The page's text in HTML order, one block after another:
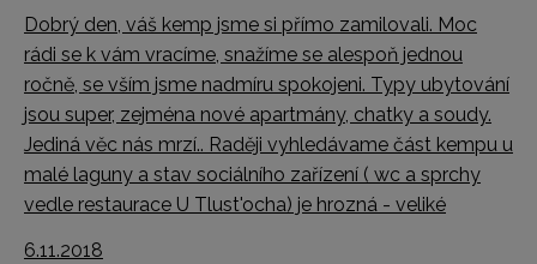
Dobrý den, váš kemp jsme si přímo zamilovali. Moc
rádi se k vám vracíme, snažíme se alespoň jednou
ročně, se vším jsme nadmíru spokojeni. Typy ubytování
jsou super, zejména nové apartmány, chatky a soudy.
Jediná věc nás mrzí.. Raději vyhledávame část kempu u
malé laguny a stav sociálního zařízení ( wc a sprchy
vedle restaurace U Tlust'ocha) je hrozná - veliké
6.11.2018